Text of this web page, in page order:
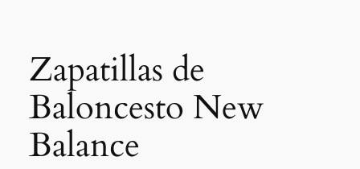
Zapatillas de
Baloncesto New
Balance